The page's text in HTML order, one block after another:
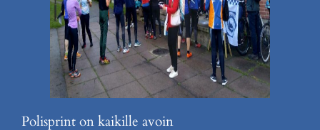
Polisprint on kaikille avoin